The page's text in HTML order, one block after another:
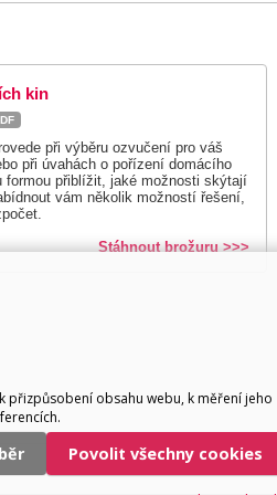
kin
při výběru ozvučení pro váš
při úvahách o pořízení domácího
formou přiblížit, jaké možnosti skýtají
vám několik možností řešení,
Stáhnout brožuru >>>
přizpůsobení obsahu webu, k měření jeho
Povolit všechny cookies